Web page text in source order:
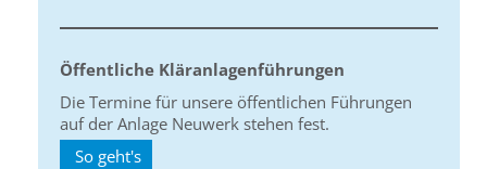
Öffentliche Kläranlagenführungen
Die Termine für unsere öffentlichen Führungen
auf der Anlage Neuwerk stehen fest.
So geht's